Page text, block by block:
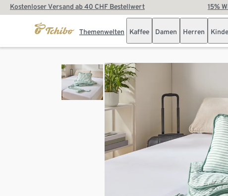
Kostenloser Versand ab 40 CHF Bestellwert 15%
Themenwelten Kaffee Damen Herren